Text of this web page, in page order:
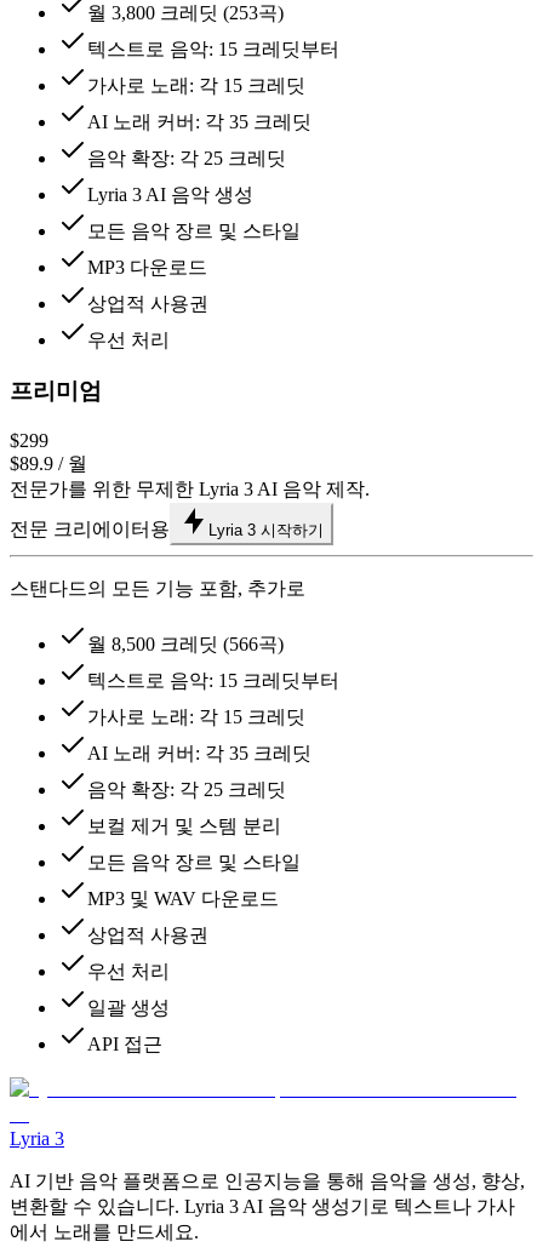
월 3,800 크레딧 (253곡)
텍스트로 음악: 15 크레딧부터
가사로 노래: 각 15 크레딧
AI 노래 커버: 각 35 크레딧
음악 확장: 각 25 크레딧
Lyria 3 AI 음악 생성
모든 음악 장르 및 스타일
MP3 다운로드
상업적 사용권
우선 처리
프리미엄
$299
$89.9 / 월
전문가를 위한 무제한 Lyria 3 AI 음악 제작.
전문 크리에이터용
Lyria 3 시작하기
스탠다드의 모든 기능 포함, 추가로
월 8,500 크레딧 (566곡)
텍스트로 음악: 15 크레딧부터
가사로 노래: 각 15 크레딧
AI 노래 커버: 각 35 크레딧
음악 확장: 각 25 크레딧
보컬 제거 및 스템 분리
모든 음악 장르 및 스타일
MP3 및 WAV 다운로드
상업적 사용권
우선 처리
일괄 생성
API 접근
Lyria 3
AI 기반 음악 플랫폼으로 인공지능을 통해 음악을 생성, 향상,
변환할 수 있습니다. Lyria 3 AI 음악 생성기로 텍스트나 가사
에서 노래를 만드세요.